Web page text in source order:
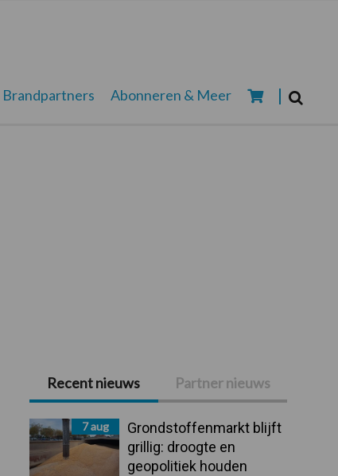
Brandpartners Abonneren & Meer
Primaire
Sidebar
Recent nieuws Partner nieuws
7 aug
Grondstoffenmarkt blijft
grillig: droogte en
geopolitiek houden